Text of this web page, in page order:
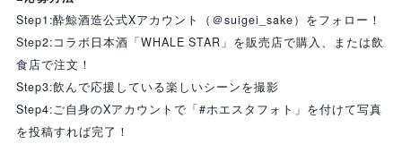
Step1:酔鯨酒造公式Xアカウント（＠suigei_sake）をフォロー！
Step2:コラボ日本酒「WHALE STAR」を販売店で購入、または飲
食店で注文！
Step3:飲んで応援している楽しいシーンを撮影
Step4:ご自身のXアカウントで「#ホエスタフォト」を付けて写真
を投稿すれば完了！